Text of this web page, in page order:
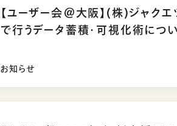
【ユーザー会＠大阪】(株)ジャクエ
で行うデータ蓄積・可視化術につ
お知らせ